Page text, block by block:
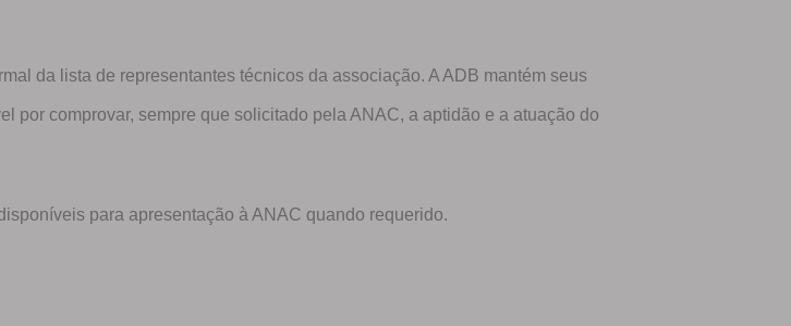
da lista de representantes técnicos da associação. A ADB mantém seus
por comprovar, sempre que solicitado pela ANAC, a aptidão e a atuação do
para apresentação à ANAC quando requerido.